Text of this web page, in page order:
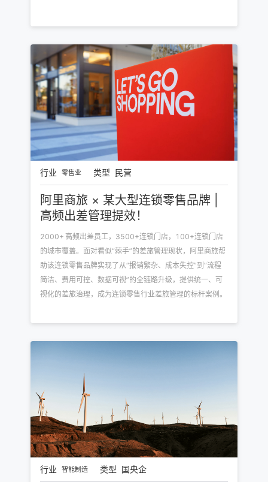
行业 零售业 类型 民营
阿里商旅 × 某大型连锁零售品牌 |
高频出差管理提效！
2000+ 高频出差员工，3500+连锁门店，100+连锁门店
的城市覆盖。面对看似“棘手”的差旅管理现状，阿里商旅帮
助该连锁零售品牌实现了从“报销繁杂、成本失控”到“流程
简洁、费用可控、数据可视”的全链路升级，提供统一、可
视化的差旅治理，成为连锁零售行业差旅管理的标杆案例。
行业 智能制造 类型 国央企